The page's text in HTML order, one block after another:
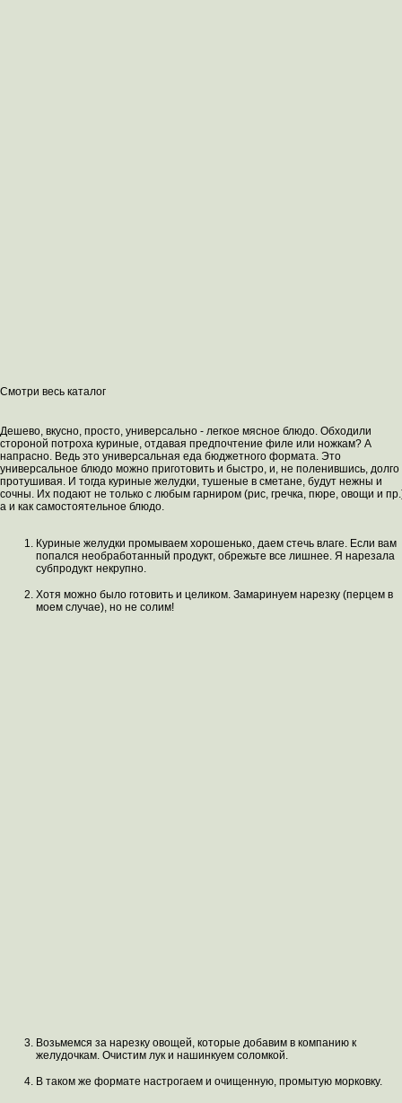
Смотри весь каталог
Дешево, вкусно, просто, универсально - легкое мясное блюдо. Обходили
стороной потроха куриные, отдавая предпочтение филе или ножкам? А
напрасно. Ведь это универсальная еда бюджетного формата. Это
универсальное блюдо можно приготовить и быстро, и, не поленившись, долго
протушивая. И тогда куриные желудки, тушеные в сметане, будут нежны и
сочны. Их подают не только с любым гарниром (рис, гречка, пюре, овощи и
а и как самостоятельное блюдо.
Куриные желудки промываем хорошенько, даем стечь влаге. Если вам
попался необработанный продукт, обрежьте все лишнее. Я нарезала
субпродукт некрупно.
Хотя можно было готовить и целиком. Замаринуем нарезку (перцем в
моем случае), но не солим!
Возьмемся за нарезку овощей, которые добавим в компанию к
желудочкам. Очистим лук и нашинкуем соломкой.
В таком же формате настрогаем и очищенную, промытую морковку.